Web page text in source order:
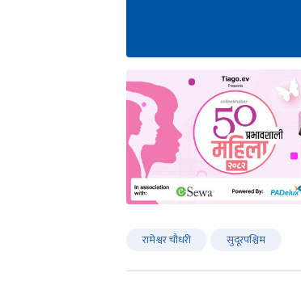
रामेश्वर चौधरी सुदूरपश्चिम